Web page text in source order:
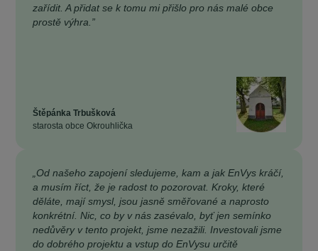
zařídit. A přidat se k tomu mi přišlo pro nás malé obce
prostě výhra.”
Štěpánka Trbušková
starosta obce Okrouhlička
„Od našeho zapojení sledujeme, kam a jak EnVys kráčí,
a musím říct, že je radost to pozorovat. Kroky, které
děláte, mají smysl, jsou jasně směřované a naprosto
konkrétní. Nic, co by v nás zasévalo, byť jen semínko
nedůvěry v tento projekt, jsme nezažili. Investovali jsme
do dobrého projektu a vstup do EnVysu určitě